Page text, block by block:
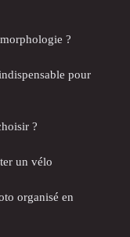
?
pour
?
un vélo
organisé en